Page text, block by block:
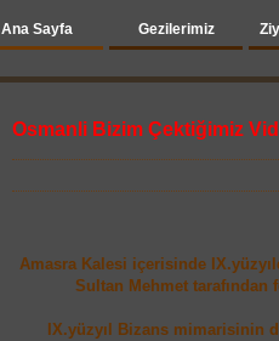
Ana Sayfa Gezilerimiz
Osmanli Bizim Çektiğimiz
Amasra Kalesi içerisinde
Sultan Mehmet
IX.yüzyıl Bizans mimarisinin